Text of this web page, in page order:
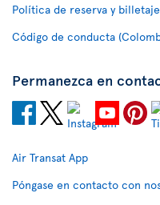
Política de reserva y billetaje
Código de conducta
Permanezca en
Air Transat App
Póngase en contacto con